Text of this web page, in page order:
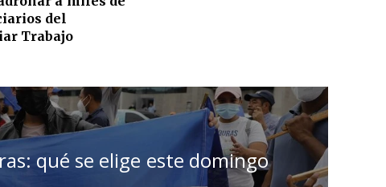
del
Trabajo
qué se elige este domingo